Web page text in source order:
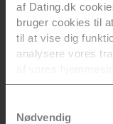
af Dating.dk
bruger cookies til
til at vise dig
analysere vores
sociale medier,
dem, eller som de
Nødvendig
11 tips til
en fast